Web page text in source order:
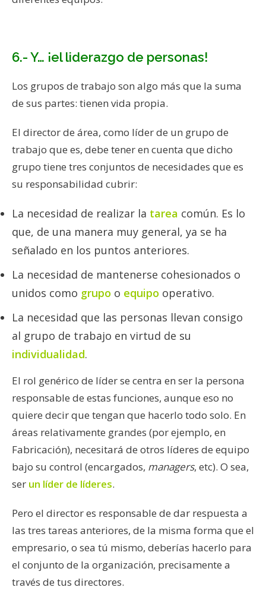
6.- Y… ¡el liderazgo de personas!
Los grupos de trabajo son algo más que la suma
de sus partes: tienen vida propia.
El director de área, como líder de un grupo de
trabajo que es, debe tener en cuenta que dicho
grupo tiene tres conjuntos de necesidades que es
su responsabilidad cubrir:
La necesidad de realizar la tarea común. Es lo
que, de una manera muy general, ya se ha
señalado en los puntos anteriores.
La necesidad de mantenerse cohesionados o
unidos como grupo o equipo operativo.
La necesidad que las personas llevan consigo
al grupo de trabajo en virtud de su
individualidad.
El rol genérico de líder se centra en ser la persona
responsable de estas funciones, aunque eso no
quiere decir que tengan que hacerlo todo solo. En
áreas relativamente grandes (por ejemplo, en
Fabricación), necesitará de otros líderes de equipo
bajo su control (encargados, managers, etc). O sea,
ser un líder de líderes.
Pero el director es responsable de dar respuesta a
las tres tareas anteriores, de la misma forma que el
empresario, o sea tú mismo, deberías hacerlo para
el conjunto de la organización, precisamente a
través de tus directores.